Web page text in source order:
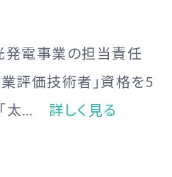
発電事業の担当責任
評価技術者」資格を5
太…
詳しく見る